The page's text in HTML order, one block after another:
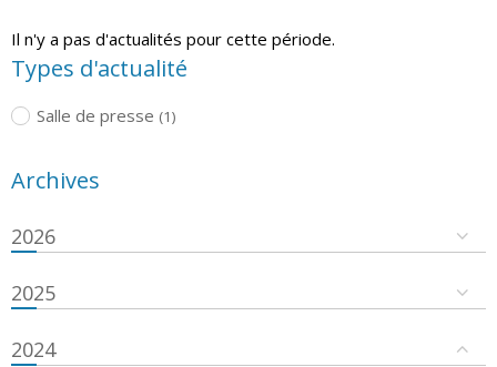
Il n'y a pas d'actualités pour cette période.
Types d'actualité
Salle de presse (1)
Archives
2026
2025
2024